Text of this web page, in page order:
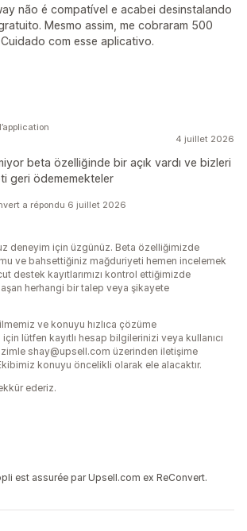
não é compatível e acabei desinstalando
Mesmo assim, me cobraram 500
com esse aplicativo.
4 juillet 2026
beta özelliğinde bir açık vardı ve bizleri
geri ödememekteler
a répondu 6 juillet 2026
deneyim için üzgünüz. Beta özelliğimizde
ve bahsettiğiniz mağduriyeti hemen incelemek
destek kayıtlarımızı kontrol ettiğimizde
herhangi bir talep veya şikayete
ve konuyu hızlıca çözüme
lütfen kayıtlı hesap bilgilerinizi veya kullanıcı
shay@upsell.com üzerinden iletişime
konuyu öncelikli olarak ele alacaktır.
ederiz.
est assurée par Upsell.com ex ReConvert.